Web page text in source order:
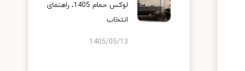
لوکس حمام 1405، راهنمای
انتخاب
1405/05/13